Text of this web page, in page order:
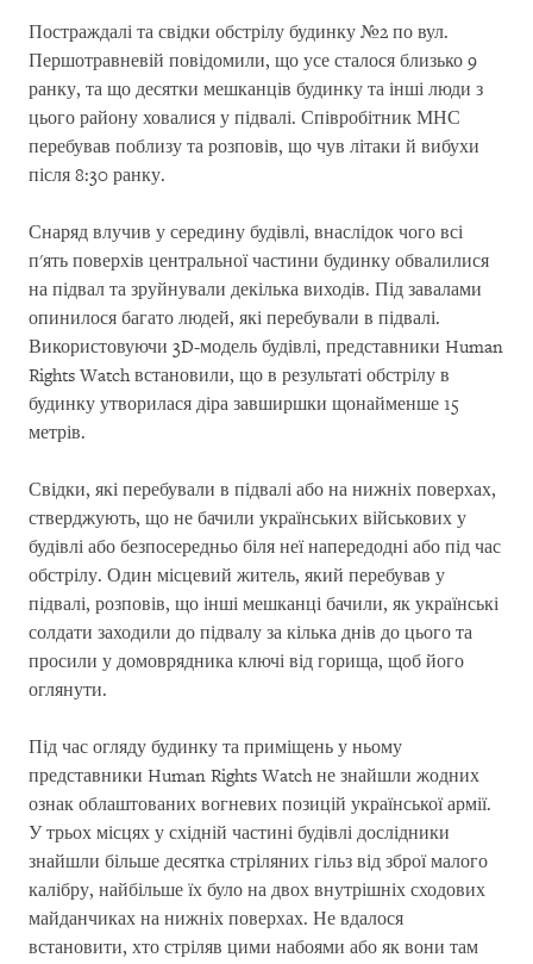
Постраждалі та свідки обстрілу будинку №2 по вул.
Першотравневій повідомили, що усе сталося близько 9
ранку, та що десятки мешканців будинку та інші люди з
цього району ховалися у підвалі. Співробітник МНС
перебував поблизу та розповів, що чув літаки й вибухи
після 8:30 ранку.
Снаряд влучив у середину будівлі, внаслідок чого всі
п'ять поверхів центральної частини будинку обвалилися
на підвал та зруйнували декілька виходів. Під завалами
опинилося багато людей, які перебували в підвалі.
Використовуючи 3D-модель будівлі, представники Human
Rights Watch встановили, що в результаті обстрілу в
будинку утворилася діра завширшки щонайменше 15
метрів.
Свідки, які перебували в підвалі або на нижніх поверхах,
стверджують, що не бачили українських військових у
будівлі або безпосередньо біля неї напередодні або під час
обстрілу. Один місцевий житель, який перебував у
підвалі, розповів, що інші мешканці бачили, як українські
солдати заходили до підвалу за кілька днів до цього та
просили у домоврядника ключі від горища, щоб його
оглянути.
Під час огляду будинку та приміщень у ньому
представники Human Rights Watch не знайшли жодних
ознак облаштованих вогневих позицій української армії.
У трьох місцях у східній частині будівлі дослідники
знайшли більше десятка стріляних гільз від зброї малого
калібру, найбільше їх було на двох внутрішніх сходових
майданчиках на нижніх поверхах. Не вдалося
встановити, хто стріляв цими набоями або як вони там